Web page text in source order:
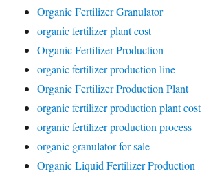
Organic Fertilizer Granulator
organic fertilizer plant cost
Organic Fertilizer Production
organic fertilizer production line
Organic Fertilizer Production Plant
organic fertilizer production plant cost
organic fertilizer production process
organic granulator for sale
Organic Liquid Fertilizer Production